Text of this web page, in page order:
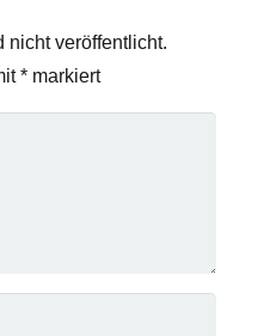
nicht veröffentlicht.
* markiert